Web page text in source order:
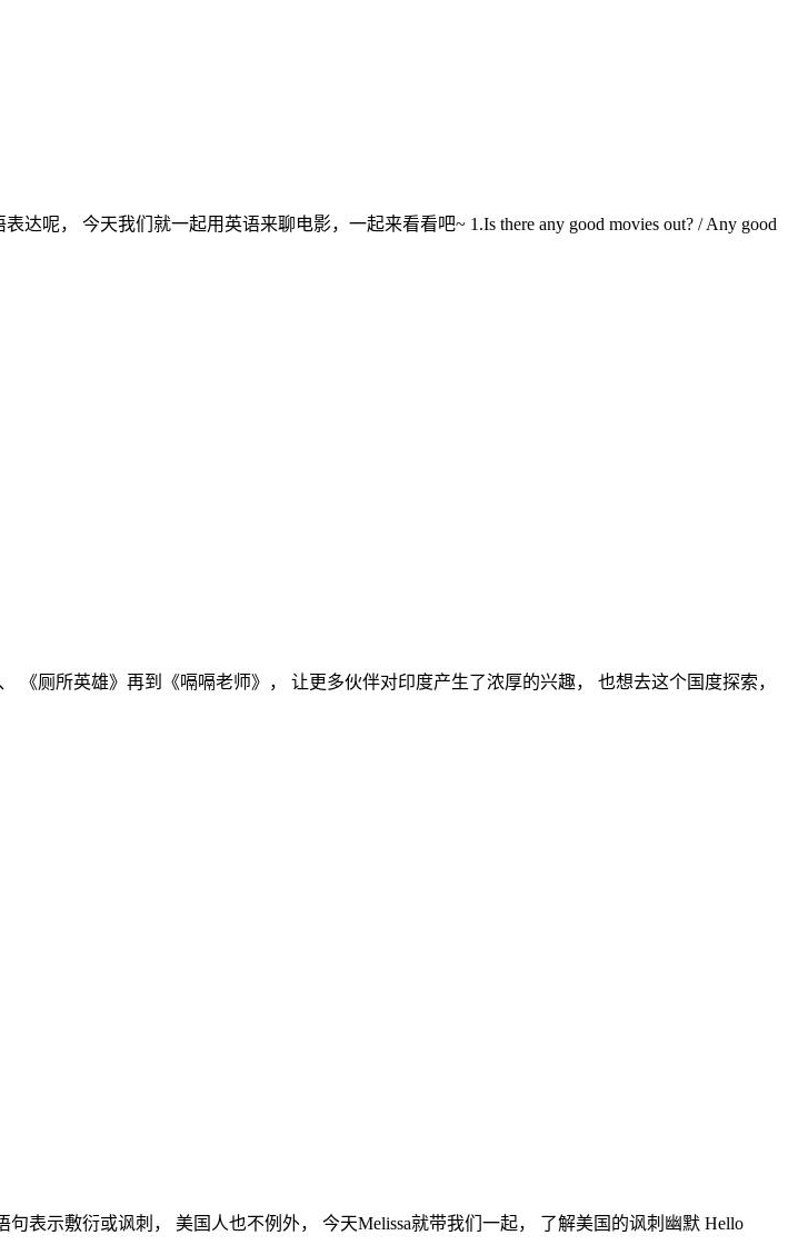
呢， 今天我们就一起用英语来聊电影，一起来看看吧~ 1.Is there any good movies out? / Any good
厕所英雄》再到《嗝嗝老师》， 让更多伙伴对印度产生了浓厚的兴趣， 也想去这个国度探索，
表示敷衍或讽刺， 美国人也不例外， 今天Melissa就带我们一起， 了解美国的讽刺幽默 Hello